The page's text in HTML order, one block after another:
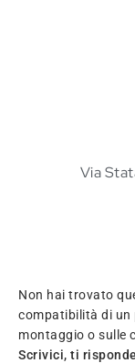
Via
Non hai trovato
compatibilità di un
montaggio o sulle
Scrivici, ti